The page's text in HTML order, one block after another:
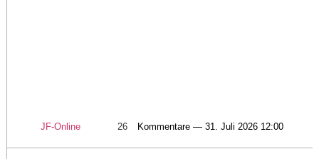
JF-Online 26 Kommentare — 31. Juli 2026 12:00